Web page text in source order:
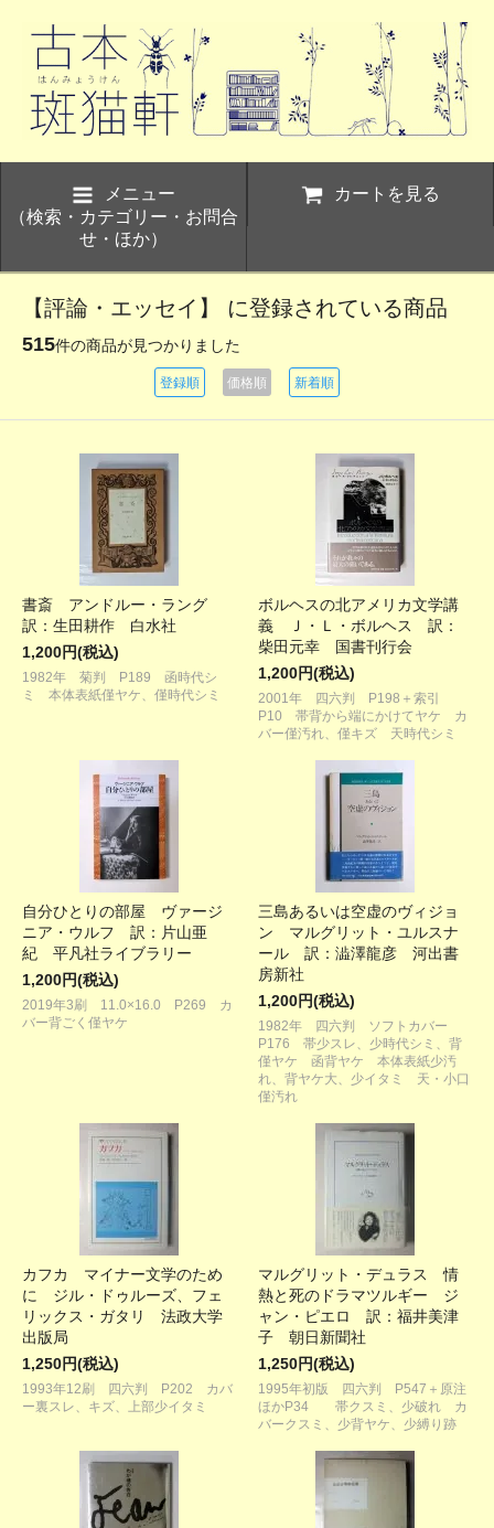
メニュー
（検索・カテゴリー・お問合
せ・ほか）
カートを見る
【評論・エッセイ】 に登録されている商品
515件の商品が見つかりました
登録順 価格順 新着順
書斎 アンドルー・ラング
訳：生田耕作 白水社
1,200円(税込)
1982年 菊判 P189 函時代シ
ミ 本体表紙僅ヤケ、僅時代シミ
ボルヘスの北アメリカ文学講
義 Ｊ・Ｌ・ボルヘス 訳：
柴田元幸 国書刊行会
1,200円(税込)
2001年 四六判 P198＋索引
P10 帯背から端にかけてヤケ カ
バー僅汚れ、僅キズ 天時代シミ
自分ひとりの部屋 ヴァージ
ニア・ウルフ 訳：片山亜
紀 平凡社ライブラリー
1,200円(税込)
2019年3刷 11.0×16.0 P269 カ
バー背ごく僅ヤケ
三島あるいは空虚のヴィジョ
ン マルグリット・ユルスナ
ール 訳：澁澤龍彦 河出書
房新社
1,200円(税込)
1982年 四六判 ソフトカバー
P176 帯少スレ、少時代シミ、背
僅ヤケ 函背ヤケ 本体表紙少汚
れ、背ヤケ大、少イタミ 天・小口
僅汚れ
カフカ マイナー文学のため
に ジル・ドゥルーズ、フェ
リックス・ガタリ 法政大学
出版局
1,250円(税込)
1993年12刷 四六判 P202 カバ
ー裏スレ、キズ、上部少イタミ
マルグリット・デュラス 情
熱と死のドラマツルギー ジ
ャン・ピエロ 訳：福井美津
子 朝日新聞社
1,250円(税込)
1995年初版 四六判 P547＋原注
ほかP34 帯クスミ、少破れ カ
バークスミ、少背ヤケ、少縛り跡